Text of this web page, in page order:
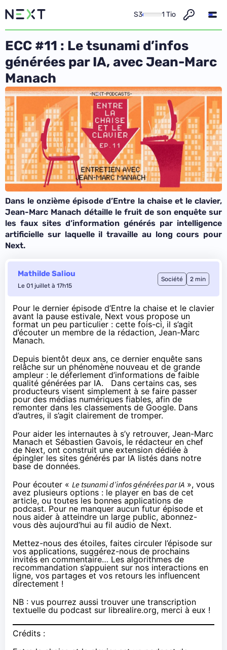
S3 1 Tio
ECC #11 : Le tsunami d’infos
générées par IA, avec Jean-Marc
Manach
Dans le onzième épisode d’Entre la chaise et le clavier,
Jean-Marc Manach détaille le fruit de son enquête sur
les faux sites d’information générés par intelligence
artificielle sur laquelle il travaille au long cours pour
Next.
Mathilde Saliou
Le 01 juillet à 17h15
Société 2 min
Pour le dernier épisode d’Entre la chaise et le clavier
avant la pause estivale, Next vous propose un
format un peu particulier : cette fois-ci, il s’agit
d’écouter un membre de la rédaction, Jean-Marc
Manach.
Depuis bientôt deux ans, ce dernier enquête sans
relâche sur un phénomène nouveau et de grande
ampleur : le déferlement d’informations de faible
qualité générées par IA. Dans certains cas, ses
producteurs visent simplement à se faire passer
pour des médias numériques fiables, afin de
remonter dans les classements de Google. Dans
d’autres, il s’agit clairement de tromper.
Pour aider les internautes à s’y retrouver, Jean-Marc
Manach et Sébastien Gavois, le rédacteur en chef
de Next, ont construit une extension dédiée à
épingler les sites générés par IA listés dans notre
base de données.
Pour écouter « Le tsunami d’infos générées par IA », vous
avez plusieurs options : le player en bas de cet
article, ou toutes les bonnes applications de
podcast. Pour ne manquer aucun futur épisode et
nous aider à atteindre un large public, abonnez-
vous dès aujourd’hui au fil audio de Next.
Mettez-nous des étoiles, faites circuler l’épisode sur
vos applications, suggérez-nous de prochains
invités en commentaire… Les algorithmes de
recommandation s’appuient sur nos interactions en
ligne, vos partages et vos retours les influencent
directement !
NB : vus pourrez aussi trouver une transcription
textuelle du podcast sur librealire.org, merci à eux !
Crédits :